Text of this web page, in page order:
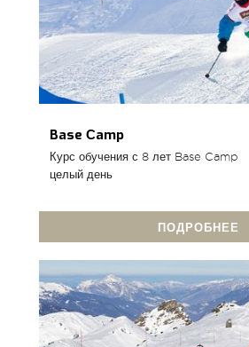
Base Сamp
Курс обучения с 8 лет Base Camp
целый день
ПОДРОБНЕЕ